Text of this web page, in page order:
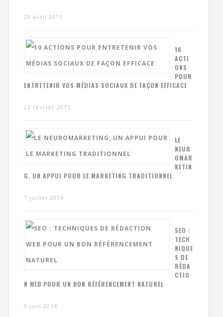
20 avril 2015
10
ACTI
ONS
POUR
ENTRETENIR VOS MÉDIAS SOCIAUX DE FAÇON EFFICACE
23 février 2015
LE
NEUR
OMAR
KETIN
G, UN APPUI POUR LE MARKETING TRADITIONNEL
7 juillet 2014
SEO :
TECH
NIQUE
S DE
RÉDA
CTIO
N WEB POUR UN BON RÉFÉRENCEMENT NATUREL
9 juin 2014